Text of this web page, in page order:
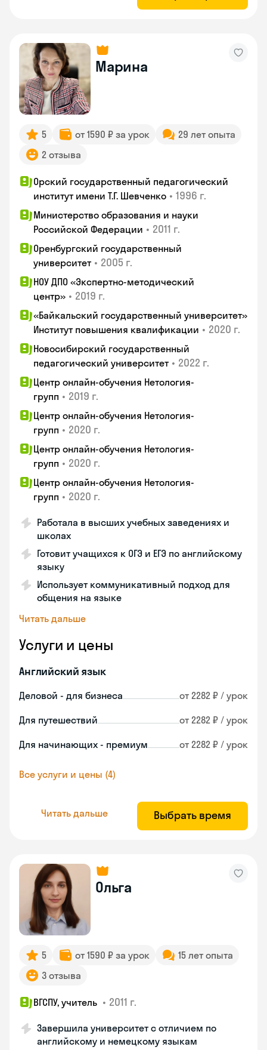
Марина
5 от 1590 ₽ за урок
29 лет опыта
2 отзыва
Орский государственный педагогический
институт имени Т.Г. Шевченко • 1996 г.
Министерство образования и науки
Российской Федерации • 2011 г.
Оренбургский государственный
университет • 2005 г.
НОУ ДПО «Экспертно-методический
центр» • 2019 г.
«Байкальский государственный университет»
Институт повышения квалификации • 2020 г.
Новосибирский государственный
педагогический университет • 2022 г.
Центр онлайн-обучения Нетология-
групп • 2019 г.
Центр онлайн-обучения Нетология-
групп • 2020 г.
Центр онлайн-обучения Нетология-
групп • 2020 г.
Центр онлайн-обучения Нетология-
групп • 2020 г.
Работала в высших учебных заведениях и
школах
Готовит учащихся к ОГЭ и ЕГЭ по английскому
языку
Использует коммуникативный подход для
общения на языке
Читать дальше
Услуги и цены
Английский язык
Деловой - для бизнеса от 2282 ₽ / урок
Для путешествий от 2282 ₽ / урок
Для начинающих - премиум от 2282 ₽ / урок
Все услуги и цены (4)
Читать дальше Выбрать время
Ольга
5 от 1590 ₽ за урок
15 лет опыта
3 отзыва
ВГСПУ, учитель • 2011 г.
Завершила университет с отличием по
английскому и немецкому языкам